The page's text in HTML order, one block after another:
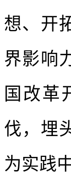
想、开
界影响
国改革
伐，埋
为实践